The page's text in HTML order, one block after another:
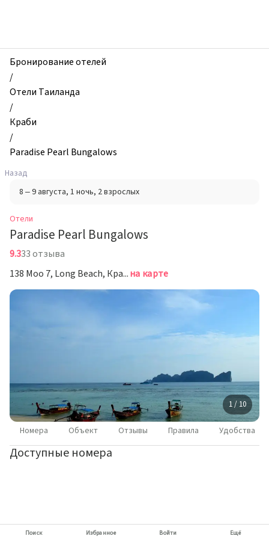
Paradise
Pearl
Bungalows,
Краби,
Таиланд
Бронирование отелей
/
Отели Таиланда
/
Краби
/
Paradise Pearl Bungalows
Назад
8 – 9 августа, 1 ночь, 2 взрослых
Отели
Paradise Pearl Bungalows
9.333 отзыва
138 Moo 7, Long Beach, Крабина карте
1 / 10
Номера Объект Отзывы Правила Удобства
Доступные номера
Поиск Избранное Войти Ещё